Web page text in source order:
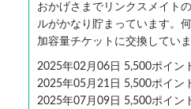
おかげさまでリンクスメイト
ルがかなり貯まっています。
加容量チケットに交換していま
2025年02月06日 5,500ポイン
2025年05月21日 5,500ポイン
2025年07月09日 5,500ポイン